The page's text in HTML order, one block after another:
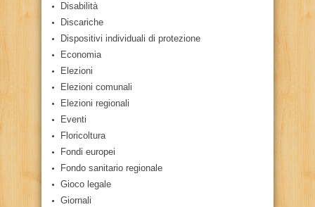
Disabilità
Discariche
Dispositivi individuali di protezione
Economia
Elezioni
Elezioni comunali
Elezioni regionali
Eventi
Floricoltura
Fondi europei
Fondo sanitario regionale
Gioco legale
Giornali